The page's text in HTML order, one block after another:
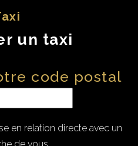
un taxi
code postal
en relation directe avec un